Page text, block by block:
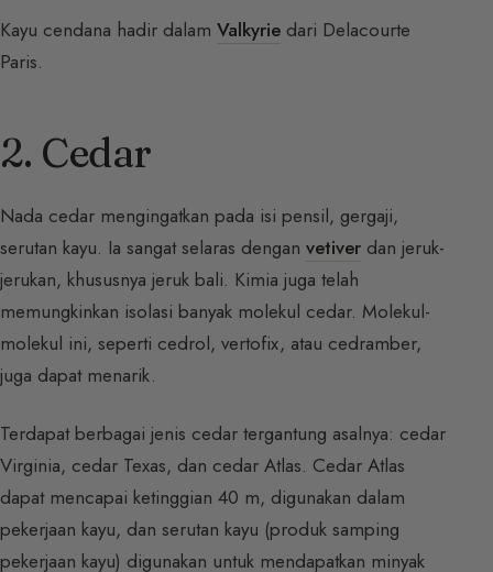
Kayu cendana hadir dalam Valkyrie dari Delacourte
Paris.
2. Cedar
Nada cedar mengingatkan pada isi pensil, gergaji,
serutan kayu. Ia sangat selaras dengan vetiver dan jeruk-
jerukan, khususnya jeruk bali. Kimia juga telah
memungkinkan isolasi banyak molekul cedar. Molekul-
molekul ini, seperti cedrol, vertofix, atau cedramber,
juga dapat menarik.
Terdapat berbagai jenis cedar tergantung asalnya: cedar
Virginia, cedar Texas, dan cedar Atlas. Cedar Atlas
dapat mencapai ketinggian 40 m, digunakan dalam
pekerjaan kayu, dan serutan kayu (produk samping
pekerjaan kayu) digunakan untuk mendapatkan minyak